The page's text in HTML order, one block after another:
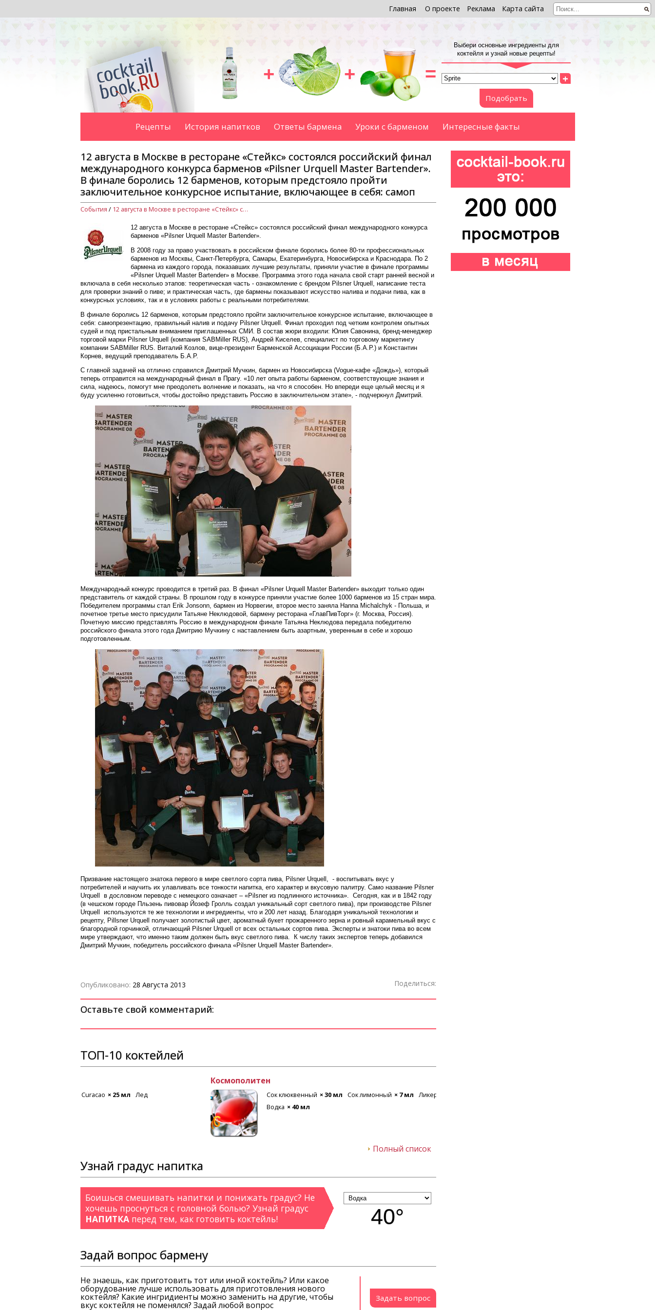
Главная О проекте Реклама Карта сайта
+ + =
Выбери основные ингредиенты для
коктейля и узнай новые рецепты!
+
Подобрать
Рецепты История напитков Ответы бармена Уроки с барменом Интересные факты
12 августа в Москве в ресторане «Стейкс» состоялся российский финал
международного конкурса барменов «Pilsner Urquell Master Bartender».
В финале боролись 12 барменов, которым предстояло пройти
заключительное конкурсное испытание, включающее в себя: самоп
События / 12 августа в Москве в ресторане «Стейкс» состоялся российский финал международного конкурса барменов «Pilsner Urquell Master Bartender». В финале боролись 12 барменов, которым предстояло пройти заключительное конкурсное испытание, включающее в себя: самоп
12 августа в Москве в ресторане «Стейкс» состоялся российский финал международного конкурса
барменов «Pilsner Urquell Master Bartender».
В 2008 году за право участвовать в российском финале боролись более 80-ти профессиональных
барменов из Москвы, Санкт-Петербурга, Самары, Екатеринбурга, Новосибирска и Краснодара. По 2
бармена из каждого города, показавших лучшие результаты, приняли участие в финале программы
«Pilsner Urquell Master Bartender» в Москве. Программа этого года начала свой старт ранней весной и
включала в себя несколько этапов: теоретическая часть - ознакомление с брендом Pilsner Urquell, написание теста
для проверки знаний о пиве; и практическая часть, где бармены показывают искусство налива и подачи пива, как в
конкурсных условиях, так и в условиях работы с реальными потребителями.
В финале боролись 12 барменов, которым предстояло пройти заключительное конкурсное испытание, включающее в
себя: самопрезентацию, правильный налив и подачу Pilsner Urquell. Финал проходил под четким контролем опытных
судей и под пристальным вниманием приглашенных СМИ. В состав жюри входили: Юлия Савонина, бренд-менеджер
торговой марки Pilsner Urquell (компания SABMiller RUS), Андрей Киселев, специалист по торговому маркетингу
компании SABMiller RUS. Виталий Козлов, вице-президент Барменской Ассоциации России (Б.А.Р.) и Константин
Корнев, ведущий преподаватель Б.А.Р.
С главной задачей на отлично справился Дмитрий Мучкин, бармен из Новосибирска (Vogue-кафе «Дождь»), который
теперь отправится на международный финал в Прагу. «10 лет опыта работы барменом, соответствующие знания и
сила, надеюсь, помогут мне преодолеть волнение и показать, на что я способен. Но впереди еще целый месяц и я
буду усиленно готовиться, чтобы достойно представить Россию в заключительном этапе», - подчеркнул Дмитрий.
Международный конкурс проводится в третий раз. В финал «Pilsner Urquell Master Bartender» выходит только один
представитель от каждой страны. В прошлом году в конкурсе приняли участие более 1000 барменов из 15 стран мира.
Победителем программы стал Erik Jonsonn, бармен из Норвегии, второе место заняла Hanna Michalchyk - Польша, и
почетное третье место присудили Татьяне Неклюдовой, бармену ресторана «ГлавПивТорг» (г. Москва, Россия).
Почетную миссию представлять Россию в международном финале Татьяна Неклюдова передала победителю
российского финала этого года Дмитрию Мучкину с наставлением быть азартным, уверенным в себе и хорошо
подготовленным.
Призвание настоящего знатока первого в мире светлого сорта пива, Pilsner Urquell, - воспитывать вкус у
потребителей и научить их улавливать все тонкости напитка, его характер и вкусовую палитру. Само название Pilsner
Urquell в дословном переводе с немецкого означает – «Pilsner из подлинного источника». Сегодня, как и в 1842 году
(в чешском городе Пльзень пивовар Йозеф Гролль создал уникальный сорт светлого пива), при производстве Pilsner
Urquell используются те же технологии и ингредиенты, что и 200 лет назад. Благодаря уникальной технологии и
рецепту, Pillsner Urquell получает золотистый цвет, ароматный букет прожаренного зерна и ровный карамельный вкус с
благородной горчинкой, отличающий Pilsner Urquell от всех остальных сортов пива. Эксперты и знатоки пива во всем
мире утверждают, что именно таким должен быть вкус светлого пива. К числу таких экспертов теперь добавился
Дмитрий Мучкин, победитель российского финала «Pilsner Urquell Master Bartender».
Поделиться:
Опубликовано: 28 Августа 2013
Оставьте свой комментарий:
ТОП-10 коктейлей
Текила Ром белый × 20 мл Ликер апельсиновый × 20 мл Лед Кола × 80 мл
× 20 мл
Полный список
Узнай градус напитка
40°
Боишься смешивать напитки и понижать градус? Не
хочешь проснуться с головной болью? Узнай градус
НАПИТКА перед тем, как готовить коктейль!
Задай вопрос бармену
Задать вопрос
Не знаешь, как приготовить тот или иной коктейль? Или какое
оборудование лучше использовать для приготовления нового
коктейля? Какие ингридиенты можно заменить на другие, чтобы
вкус коктейля не поменялся? Задай любой вопрос